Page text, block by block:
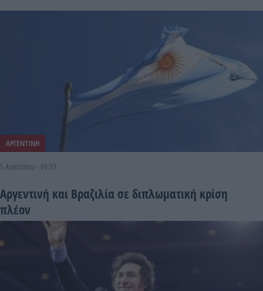
ΑΡΓΕΝΤΙΝΗ
5 Αυγούστου - 09:33
Αργεντινή και Βραζιλία σε διπλωματική κρίση
πλέον